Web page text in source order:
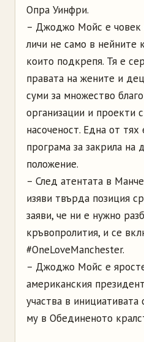
Опра Уинфри.
– Джоджо Мойс е човек
личи не само в нейните
които подкрепя. Тя е
правата на жените и
суми за множество
организации и проекти
насоченост. Една от
програма за закрила на
положение.
– След атентата в
изяви твърда позиция
заяви, че ни е нужно
кръвопролития, и се
#OneLoveManchester.
– Джоджо Мойс е
американския
участва в
му в Обединеното